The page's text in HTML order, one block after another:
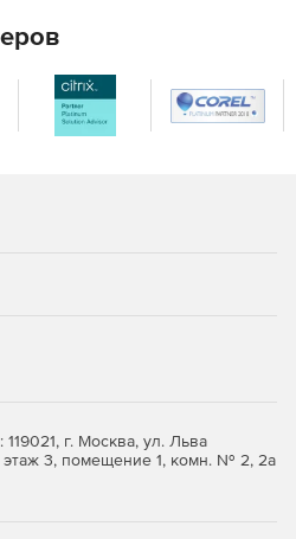
собой USB-токен с «OTP
аутентификации
к защищенным
с использованием
аутентификация
г. Москва, ул. Льва
этаж 3, помещение 1, комн. № 2, 2а